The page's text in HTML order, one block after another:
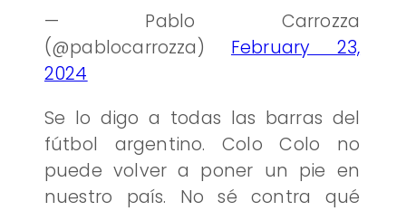
— Pablo Carrozza
(@pablocarrozza) February 23,
2024
Se lo digo a todas las barras del
fútbol argentino. Colo Colo no
puede volver a poner un pie en
nuestro país. No sé contra qué